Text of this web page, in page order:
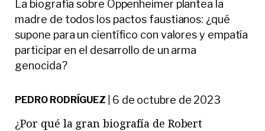
La biografía sobre Oppenheimer plantea la
madre de todos los pactos faustianos: ¿qué
supone para un científico con valores y empatía
participar en el desarrollo de un arma
genocida?
PEDRO RODRÍGUEZ 6 de octubre de 2023
¿Por qué la gran biografía de Robert